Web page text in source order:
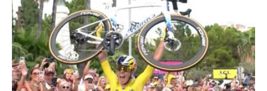
a
g
o